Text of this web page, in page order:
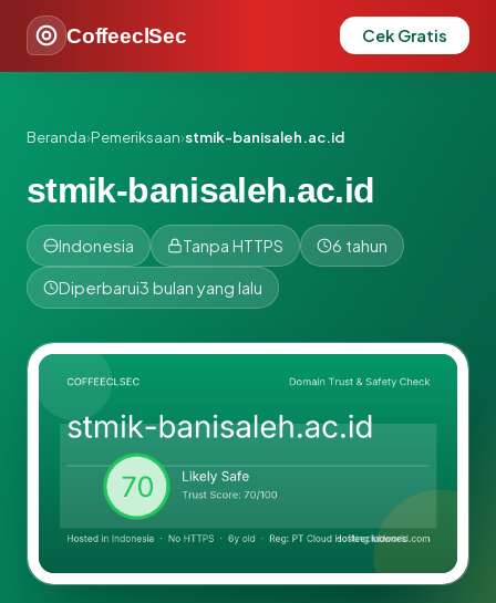
CoffeeclSec Cek Gratis
Beranda›Pemeriksaan›stmik-banisaleh.ac.id
stmik-banisaleh.ac.id
Indonesia Tanpa HTTPS 6 tahun
Diperbarui3 bulan yang lalu